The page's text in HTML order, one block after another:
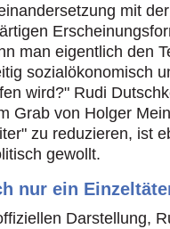
mit
man eigentlich den
sozialökonomisch
wird?" Rudi
Grab von Holger
zu reduzieren, ist
gewollt.
nur ein
Darstellung,